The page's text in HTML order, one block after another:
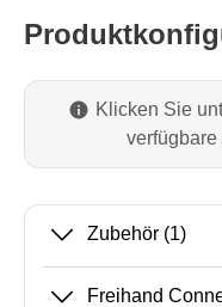
Klicken Sie
Zubehör (1)
Freihand